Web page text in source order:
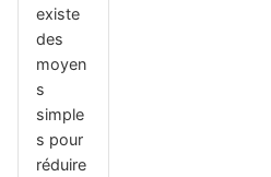
existe
des
moyen
s
simple
s pour
réduire